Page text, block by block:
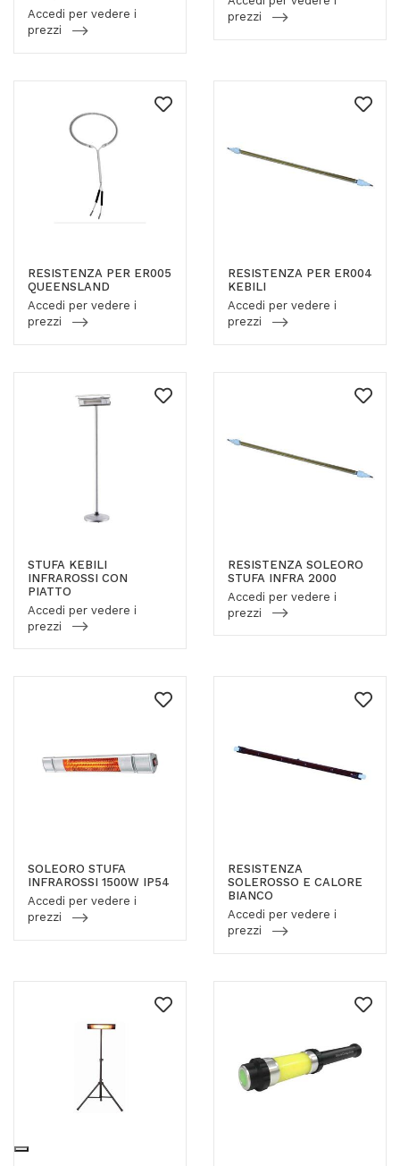
Accedi per vedere i
prezzi
prezzi
RESISTENZA PER ER005
QUEENSLAND
Accedi per vedere i
prezzi
RESISTENZA PER ER004
KEBILI
Accedi per vedere i
prezzi
STUFA KEBILI
INFRAROSSI CON
PIATTO
Accedi per vedere i
prezzi
RESISTENZA SOLEORO
STUFA INFRA 2000
Accedi per vedere i
prezzi
SOLEORO STUFA
INFRAROSSI 1500W IP54
Accedi per vedere i
prezzi
RESISTENZA
SOLEROSSO E CALORE
BIANCO
Accedi per vedere i
prezzi